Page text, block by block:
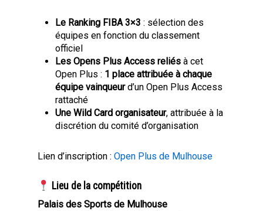
Le Ranking FIBA 3×3 : sélection des
équipes en fonction du classement
officiel
Les Opens Plus Access reliés à cet
Open Plus : 1 place attribuée à chaque
équipe vainqueurd’un Open Plus Access
rattaché
Une Wild Card organisateur, attribuée à la
discrétion du comité d’organisation
Lien d’inscription :Open Plus de Mulhouse
Lieu de la compétition
Palais des Sports de Mulhouse